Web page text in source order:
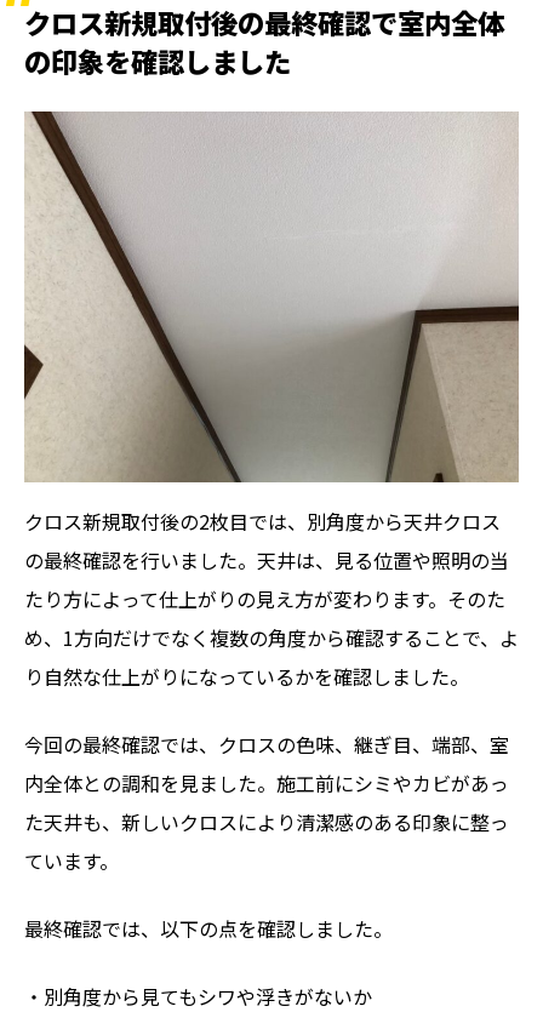
クロス新規取付後の最終確認で室内全体
の印象を確認しました
クロス新規取付後の2枚目では、別角度から天井クロス
の最終確認を行いました。天井は、見る位置や照明の当
たり方によって仕上がりの見え方が変わります。そのた
め、1方向だけでなく複数の角度から確認することで、よ
り自然な仕上がりになっているかを確認しました。
今回の最終確認では、クロスの色味、継ぎ目、端部、室
内全体との調和を見ました。施工前にシミやカビがあっ
た天井も、新しいクロスにより清潔感のある印象に整っ
ています。
最終確認では、以下の点を確認しました。
・別角度から見てもシワや浮きがないか